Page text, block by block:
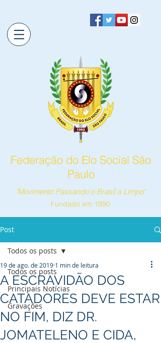
Federação do Elo Social São
Paulo
"Movimento Passando o Brasil a Limpo"
Fundado em 1990
Post
Todos os posts
Principais Notícias
Gravações
Todos os posts
A ESCRAVIDÃO DOS
CATADORES DEVE ESTAR
NO FIM, DIZ DR.
JOMATELENO E CIDA,
19 de ago. de 2019 1 min de leitura